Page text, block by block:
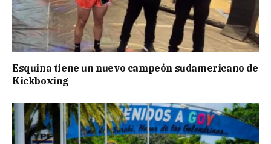
Esquina tiene un nuevo campeón sudamericano de
Kickboxing